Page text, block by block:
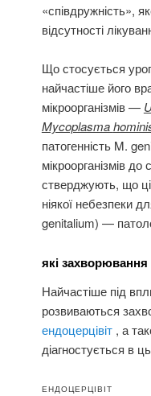
«співдружність»,
відсутності
Що стосується
найчастіше його
мікроорганізмів —
Mycoplasma
патогенність M.
мікроорганізмів до
стверджують, що ці
ніякої небезпеки
genitalium) —
які захворювання
Найчастіше під
розвиваються
ендоцерцівіт , а
діагностується в
ЕНДОЦЕРЦІВІТ